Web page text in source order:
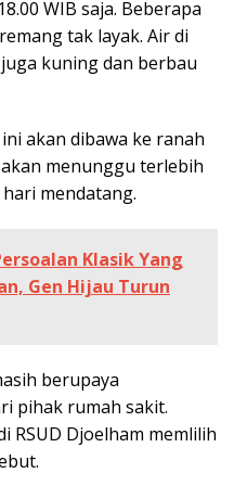
WIB saja. Beberapa
tak layak. Air di
kuning dan berbau
akan dibawa ke ranah
menunggu terlebih
mendatang.
Klasik Yang
Gen Hijau Turun
berupaya
pihak rumah sakit.
RSUD Djoelham memlilih